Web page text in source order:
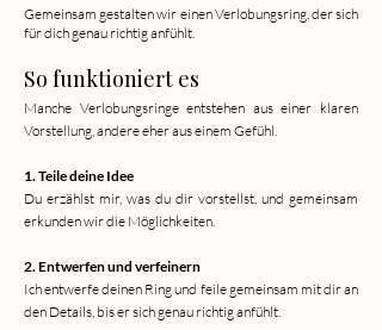
Gemeinsam gestalten wir einen Verlobungsring, der sich
für dich genau richtig anfühlt.
So funktioniert es
Manche Verlobungsringe entstehen aus einer klaren
Vorstellung, andere eher aus einem Gefühl.
1. Teile deine Idee
Du erzählst mir, was du dir vorstellst, und gemeinsam
erkunden wir die Möglichkeiten.
2. Entwerfen und verfeinern
Ich entwerfe deinen Ring und feile gemeinsam mit dir an
den Details, bis er sich genau richtig anfühlt.